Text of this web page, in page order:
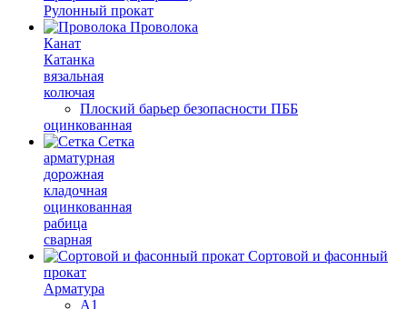
Рулонный прокат
Проволока
Канат
Катанка
вязальная
колючая
Плоский барьер безопасности ПББ
оцинкованная
Сетка
арматурная
дорожная
кладочная
оцинкованная
рабица
сварная
Сортовой и фасонный
прокат
Арматура
А1